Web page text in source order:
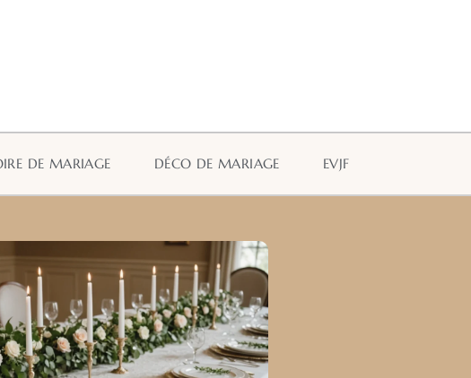
DE MARIAGE DÉCO DE MARIAGE EVJF